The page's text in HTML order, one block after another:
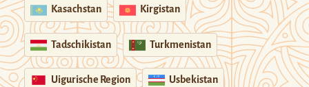
Kasachstan Kirgistan
Tadschikistan Turkmenistan
Uigurische Region Usbekistan